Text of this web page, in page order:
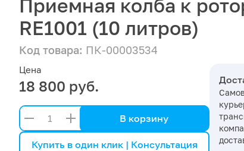
Приемная колба к
RE1001 (10 литров)
Код товара: ПК-00003534
Цена
18 800 руб.
В корзину
Купить в один клик | Консультация